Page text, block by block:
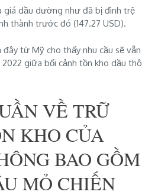
giá dầu dường như đã bị đình trệ
thành trước đó (147.27 USD).
từ Mỹ cho thấy nhu cầu sẽ vẫn
giữa bối cảnh tồn kho dầu thô
VỀ TRỮ
KHO CỦA
BAO GỒM
MỎ CHIẾN